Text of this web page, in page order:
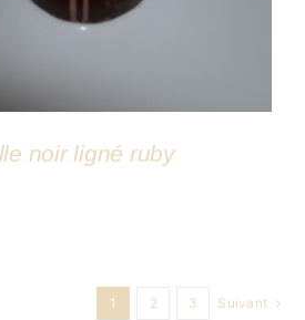
noir ligné ruby
1 2 3 Suivant